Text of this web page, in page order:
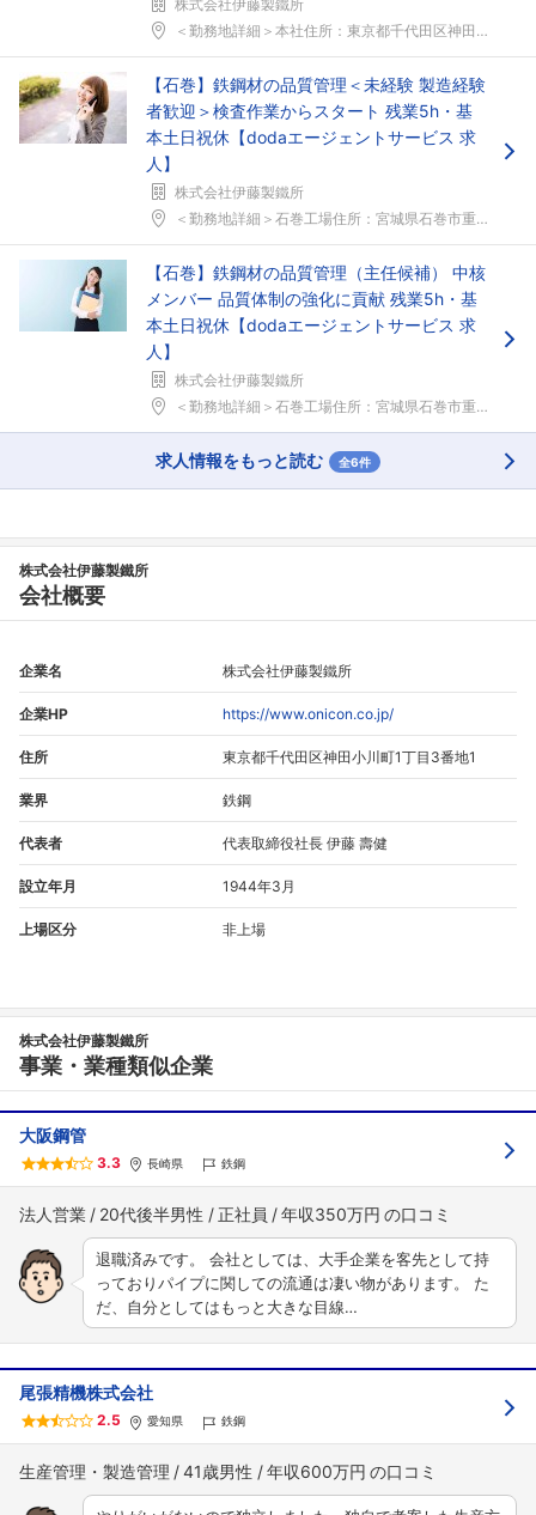
株式会社伊藤製鐵所
＜勤務地詳細＞本社住所：東京都千代田区神田小川町1...
【石巻】鉄鋼材の品質管理＜未経験 製造経験
者歓迎＞検査作業からスタート 残業5h・基
本土日祝休【dodaエージェントサービス 求
人】
株式会社伊藤製鐵所
＜勤務地詳細＞石巻工場住所：宮城県石巻市重吉町2番...
【石巻】鉄鋼材の品質管理（主任候補） 中核
メンバー 品質体制の強化に貢献 残業5h・基
本土日祝休【dodaエージェントサービス 求
人】
株式会社伊藤製鐵所
＜勤務地詳細＞石巻工場住所：宮城県石巻市重吉町2番...
求人情報をもっと読む 全6件
株式会社伊藤製鐵所
会社概要
企業名 株式会社伊藤製鐵所
企業HP https://www.onicon.co.jp/
住所 東京都千代田区神田小川町1丁目3番地1
業界 鉄鋼
代表者 代表取締役社長 伊藤 壽健
設立年月 1944年3月
上場区分 非上場
株式会社伊藤製鐵所
事業・業種類似企業
大阪鋼管
3.3 長崎県 鉄鋼
法人営業 20代後半男性 正社員 年収350万円
退職済みです。 会社としては、大手企業を客先として持
っておりパイプに関しての流通は凄い物があります。 た
だ、自分としてはもっと大きな目線…
尾張精機株式会社
2.5 愛知県 鉄鋼
生産管理・製造管理 41歳男性 年収600万円